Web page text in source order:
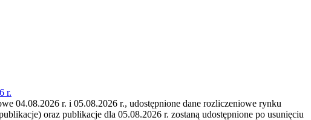
r.
04.08.2026 r. i 05.08.2026 r., udostępnione dane rozliczeniowe rynku
oraz publikacje dla 05.08.2026 r. zostaną udostępnione po usunięciu